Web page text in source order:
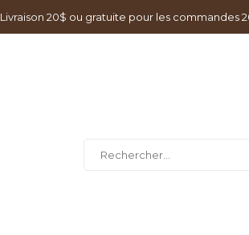
Livraison 20$ ou gratuite pour les commandes